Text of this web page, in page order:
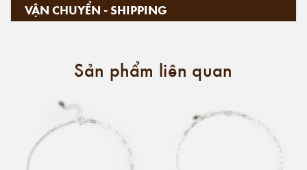
VẬN CHUYỂN - SHIPPING
Sản phẩm liên quan